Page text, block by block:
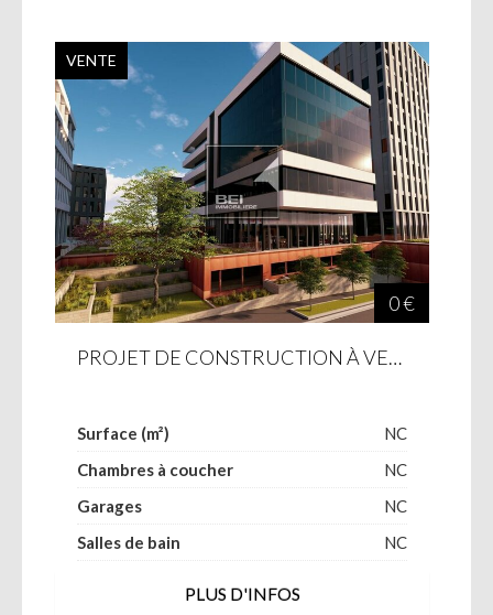
0 €
VENTE
PROJET DE CONSTRUCTION À VENDRE À BELVAL
Surface (m²)
NC
Chambres à coucher
NC
Garages
NC
Salles de bain
NC
PLUS D'INFOS